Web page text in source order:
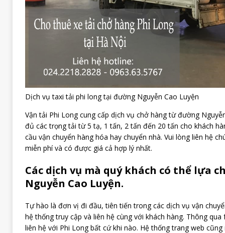
Dịch vụ taxi tải phi long tại đường Nguyễn Cao Luyện
Vận tải Phi Long cung cấp dịch vụ chở hàng từ đường
đủ các trọng tải từ 5 tạ, 1 tấn, 2 tấn đến 20 tấn cho khách
cầu vận chuyển hàng hóa hay chuyển nhà. Vui lòng liên hệ
miễn phí và có được giá cả hợp lý nhất.
Các dịch vụ mà quý khách có thể lựa
Nguyễn Cao Luyện.
Tự hào là đơn vị đi đầu, tiên tiến trong các dịch vụ vận
hệ thống truy cập và liên hệ cùng với khách hàng. Thông
liên hệ với Phi Long bất cứ khi nào. Hệ thống trang web